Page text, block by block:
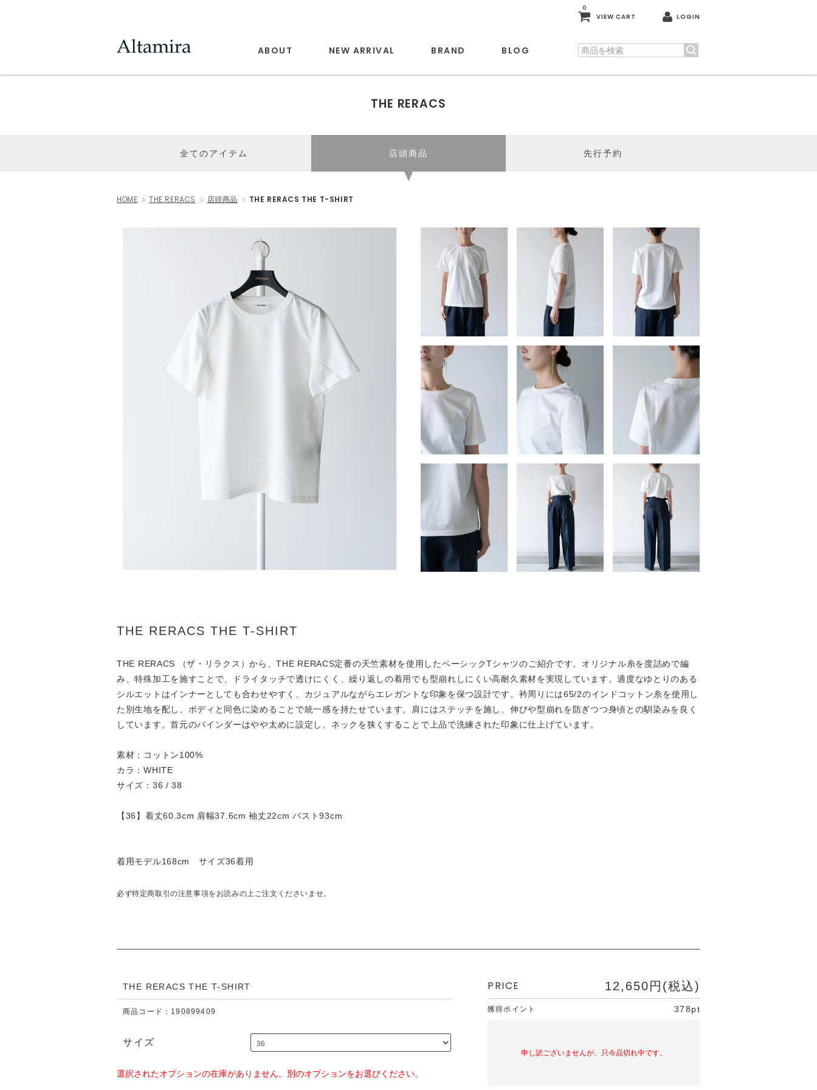
0
VIEW CART LOGIN
ABOUT NEW ARRIVAL BRAND BLOG
THE RERACS
全てのアイテム 店頭商品 先行予約
HOME THE RERACS 店頭商品 THE RERACS THE T-SHIRT
THE RERACS THE T-SHIRT
THE RERACS （ザ・リラクス）から、THE RERACS定番の天竺素材を使用したベーシックTシャツのご紹介です。オリジナル糸を度詰めで編
み、特殊加工を施すことで、ドライタッチで透けにくく、繰り返しの着用でも型崩れしにくい高耐久素材を実現しています。適度なゆとりのある
シルエットはインナーとしても合わせやすく、カジュアルながらエレガントな印象を保つ設計です。衿周りには65/2のインドコットン糸を使用し
た別生地を配し、ボディと同色に染めることで統一感を持たせています。肩にはステッチを施し、伸びや型崩れを防ぎつつ身頃との馴染みを良く
しています。首元のバインダーはやや太めに設定し、ネックを狭くすることで上品で洗練された印象に仕上げています。
素材：コットン100%
カラ：WHITE
サイズ：36 / 38
【36】着丈60.3cm 肩幅37.6cm 袖丈22cm バスト93cm
着用モデル168cm サイズ36着用
必ず特定商取引の注意事項をお読みの上ご注文くださいませ。
THE RERACS THE T-SHIRT
商品コード：190899409
サイズ
選択されたオプションの在庫がありません。別のオプションをお選びください。
PRICE 12,650円(税込)
獲得ポイント 378pt
申し訳ございませんが、只今品切れ中です。